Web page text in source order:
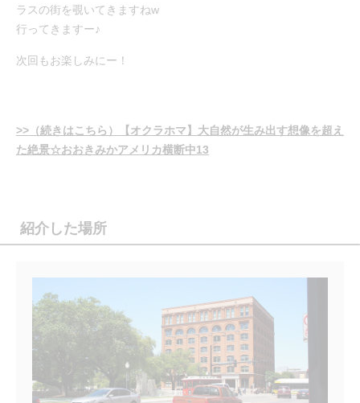
ラスの街を覗いてきますねw
行ってきますー♪
次回もお楽しみにー！
>>（続きはこちら）【オクラホマ】大自然が生み出す想像を超え
た絶景☆おおきみかアメリカ横断中13
紹介した場所